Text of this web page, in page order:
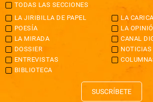
TODAS LAS SECCIONES
LA JIRIBILLA DE PAPEL
LA
POESÍA
LA
LA MIRADA
CANAL
DOSSIER
NOTICIAS
ENTREVISTAS
BIBLIOTECA
SUSCRÍBETE